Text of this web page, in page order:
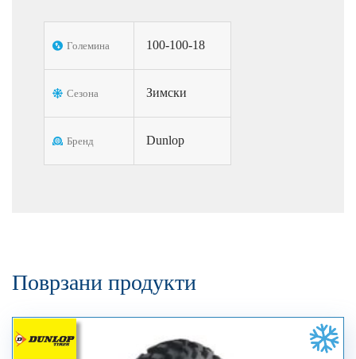
Големина 100-100-18
Сезона Зимски
Бренд Dunlop
Поврзани продукти